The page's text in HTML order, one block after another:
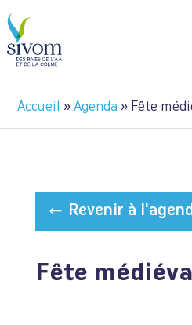
Accueil »Agenda » Fête
Revenir à
Fête